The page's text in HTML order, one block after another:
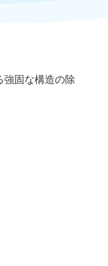
固な構造の除